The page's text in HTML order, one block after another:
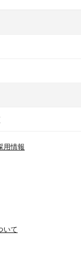
用情報
いて